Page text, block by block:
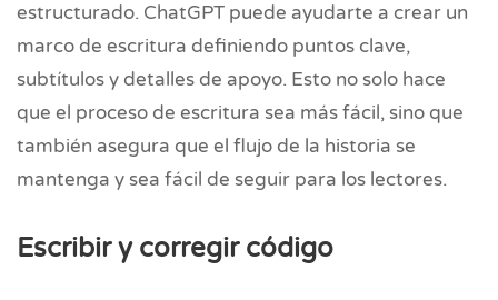
estructurado. ChatGPT puede ayudarte a crear un
marco de escritura definiendo puntos clave,
subtítulos y detalles de apoyo. Esto no solo hace
que el proceso de escritura sea más fácil, sino que
también asegura que el flujo de la historia se
mantenga y sea fácil de seguir para los lectores.
Escribir y corregir código